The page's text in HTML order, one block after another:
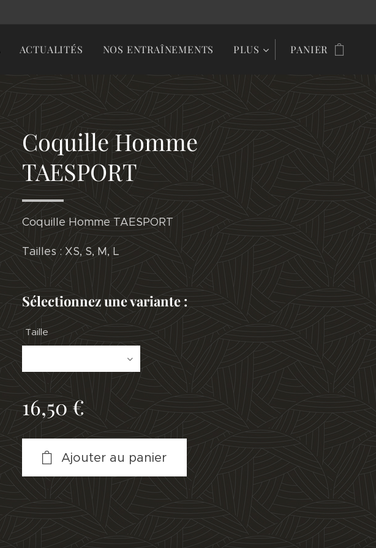
ACTUALITÉS NOS ENTRAÎNEMENTS PLUS PANIER
Coquille Homme
TAESPORT
Coquille Homme TAESPORT
Tailles : XS, S, M, L
Sélectionnez une variante :
Taille
16,50€
Ajouter au panier